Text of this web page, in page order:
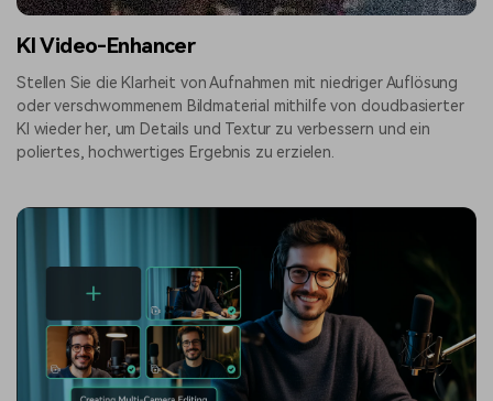
KI Video-Enhancer
Stellen Sie die Klarheit von Aufnahmen mit niedriger Auflösung
oder verschwommenem Bildmaterial mithilfe von cloudbasierter
KI wieder her, um Details und Textur zu verbessern und ein
poliertes, hochwertiges Ergebnis zu erzielen.